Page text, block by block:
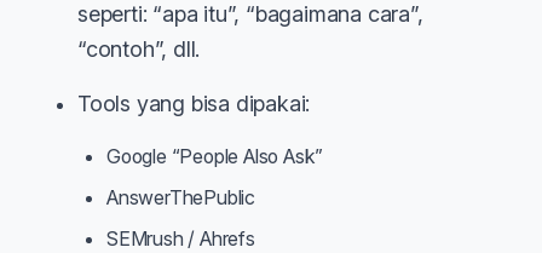
seperti: “apa itu”, “bagaimana cara”,
“contoh”, dll.
Tools yang bisa dipakai:
Google “People Also Ask”
AnswerThePublic
SEMrush / Ahrefs